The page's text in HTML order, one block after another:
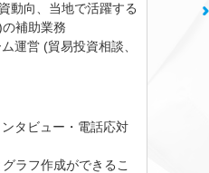
動向、当地で活躍する
補助業務
運営 (貿易投資相談、
タビュー・電話応対
ラフ作成ができるこ